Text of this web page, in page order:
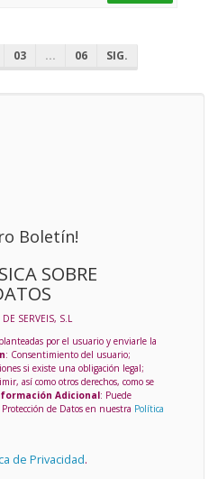
03 ... 06 SIG.
Boletín!
SOBRE
SERVEIS, S.L
por el usuario y enviarle la
: Consentimiento del usuario;
si existe una obligación legal;
así como otros derechos, como se
Adicional: Puede
de Datos en nuestra Política
de Privacidad.